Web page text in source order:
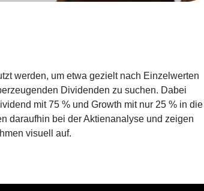
werden, um etwa gezielt nach Einzelwerten
Dividenden zu suchen. Dabei
mit 75 % und Growth mit nur 25 % in die
daraufhin bei der Aktienanalyse und zeigen
visuell auf.